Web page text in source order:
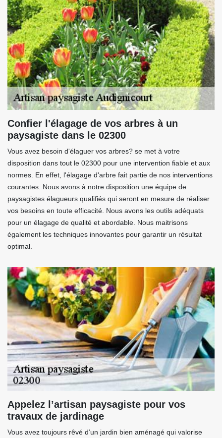
Confier l'élagage de vos arbres à un
paysagiste dans le 02300
Vous avez besoin d'élaguer vos arbres? se met à votre
disposition dans tout le 02300 pour une intervention fiable et aux
normes. En effet, l'élagage d'arbre fait partie de nos interventions
courantes. Nous avons à notre disposition une équipe de
paysagistes élagueurs qualifiés qui seront en mesure de réaliser
vos besoins en toute efficacité. Nous avons les outils adéquats
pour un élagage de qualité et abordable. Nous maitrisons
également les techniques innovantes pour garantir un résultat
optimal.
Appelez l’artisan paysagiste pour vos
travaux de jardinage
Vous avez toujours rêvé d’un jardin bien aménagé qui valorise